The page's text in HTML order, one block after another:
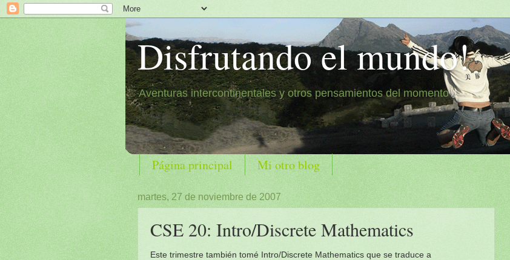
Disfrutando el mundo!
Aventuras intercontinentales y otros pensamientos del momento
Página principal Mi otro blog
martes, 27 de noviembre de 2007
CSE 20: Intro/Discrete Mathematics
Este trimestre también tomé Intro/Discrete Mathematics que se traduce a